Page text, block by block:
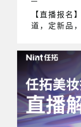
【直播报名
道，定新品